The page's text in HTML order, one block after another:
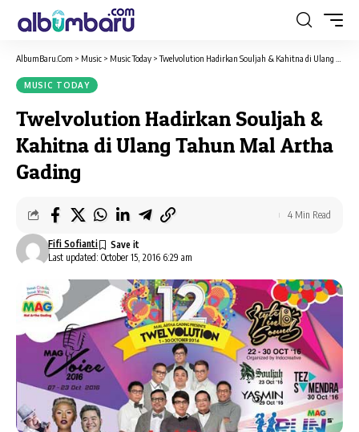
AlbumBaru.Com > Music > Music Today >Twelvolution Hadirkan Souljah & Kahitna di Ulang Tahun Mal Artha Gading
MUSIC TODAY
Twelvolution Hadirkan Souljah &
Kahitna di Ulang Tahun Mal Artha
Gading
Last updated: October 15, 2016 6:29 am
Fifi Sofianti
4 Min Read